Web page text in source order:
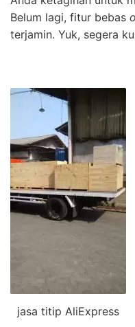
Belum lagi, fitur bebas
terjamin. Yuk, segera
jasa titip AliExpress